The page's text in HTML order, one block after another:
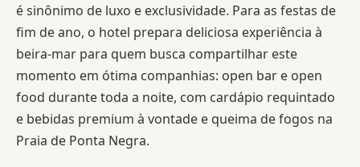
é sinônimo de luxo e exclusividade. Para as festas de
fim de ano, o hotel prepara deliciosa experiência à
beira-mar para quem busca compartilhar este
momento em ótima companhias: open bar e open
food durante toda a noite, com cardápio requintado
e bebidas premium à vontade e queima de fogos na
Praia de Ponta Negra.